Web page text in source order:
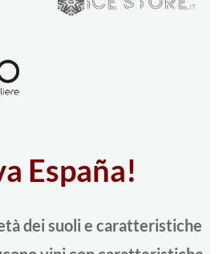
España!
dei suoli e caratteristiche